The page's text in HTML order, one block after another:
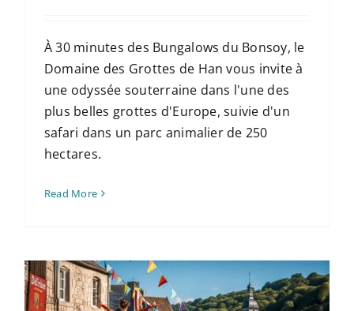
À 30 minutes des Bungalows du Bonsoy, le
Domaine des Grottes de Han vous invite à
une odyssée souterraine dans l'une des
plus belles grottes d'Europe, suivie d'un
safari dans un parc animalier de 250
hectares.
Read More